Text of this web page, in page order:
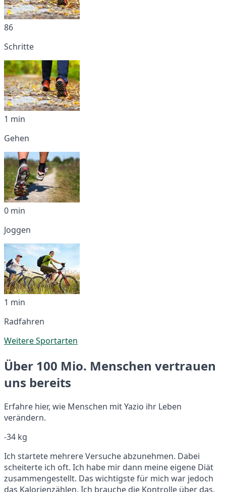
86
Schritte
1 min
Gehen
0 min
Joggen
1 min
Radfahren
Weitere Sportarten
Über 100 Mio. Menschen vertrauen
uns bereits
Erfahre hier, wie Menschen mit Yazio ihr Leben
verändern.
-34 kg
Ich startete mehrere Versuche abzunehmen. Dabei
scheiterte ich oft. Ich habe mir dann meine eigene Diät
zusammengestellt. Das wichtigste für mich war jedoch
das Kalorienzählen. Ich brauche die Kontrolle über das,